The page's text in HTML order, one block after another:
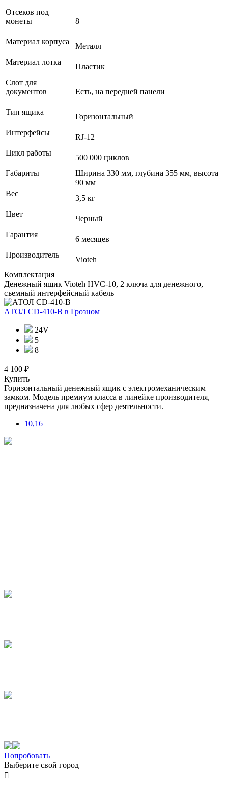
Отсеков под
монеты
8
Материал корпуса
Металл
Материал лотка
Пластик
Слот для
документов
Есть, на передней панели
Тип ящика
Горизонтальный
Интерфейсы
RJ-12
Цикл работы
500 000 циклов
Габариты
Ширина 330 мм, глубина 355 мм, высота
90 мм
Вес
3,5 кг
Цвет
Черный
Гарантия
6 месяцев
Производитель
Vioteh
Комплектация
Денежный ящик Vioteh HVC-10, 2 ключа для денежного,
съемный интерфейсный кабель
АТОЛ CD-410-В в Грозном
24V
5
8
4 100 ₽
Купить
Горизонтальный денежный ящик с электромеханическим
замком. Модель премиум класса в линейке производителя,
предназначена для любых сфер деятельности.
10,16
Попробовать
Выберите свой город
